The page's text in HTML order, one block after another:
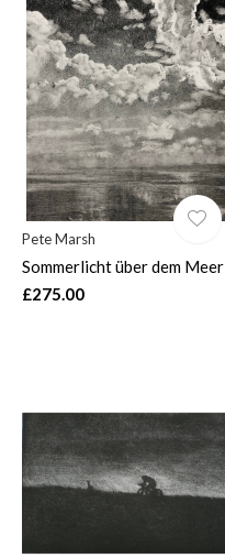
Pete Marsh
Sommerlicht über dem Meer
£275.00